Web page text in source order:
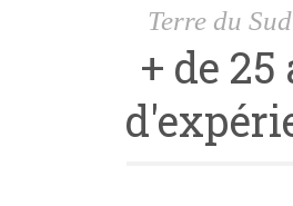
Terre du
+ de 25